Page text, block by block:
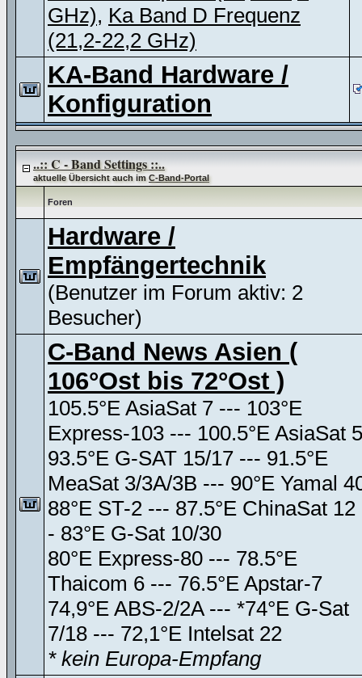
GHz), Ka Band D Frequenz
(21,2-22,2 GHz)
KA-Band Hardware /
Konfiguration
..:: C - Band Settings ::..
aktuelle Übersicht auch imC-Band-Portal
Foren
Hardware /
Empfängertechnik
(Benutzer im Forum aktiv: 2
Besucher)
C-Band News Asien (
106°Ost bis 72°Ost )
105.5°E AsiaSat 7 --- 103°E
Express-103 --- 100.5°E AsiaSat 5
93.5°E G-SAT 15/17 --- 91.5°E
MeaSat 3/3A/3B --- 90°E Yamal
88°E ST-2 --- 87.5°E ChinaSat 12
- 83°E G-Sat 10/30
80°E Express-80 --- 78.5°E
Thaicom 6 --- 76.5°E Apstar-7
74,9°E ABS-2/2A --- *74°E G-Sat
7/18 --- 72,1°E Intelsat 22
* kein Europa-Empfang